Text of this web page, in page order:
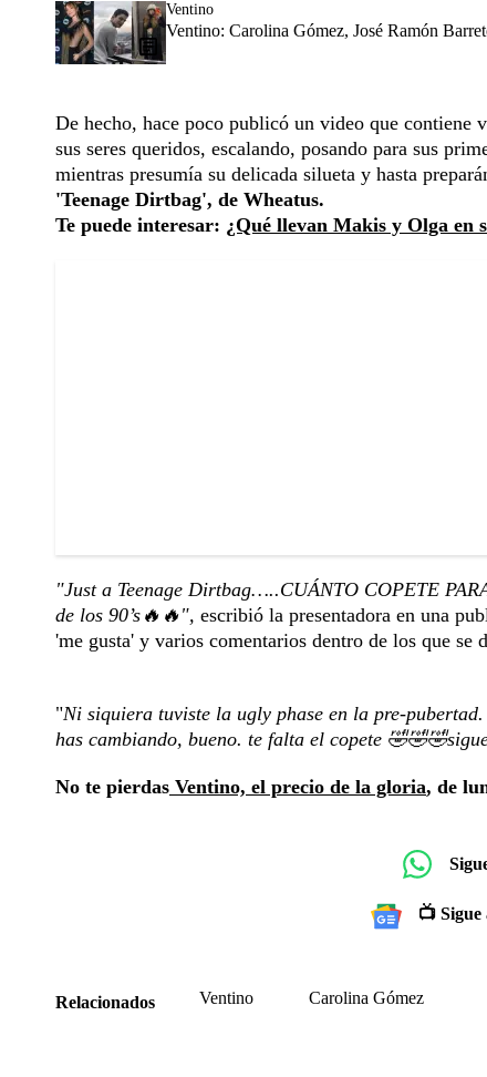
Ventino
Ventino: Carolina Gómez, José Ramón
De hecho, hace poco publicó un video que contiene
sus seres queridos, escalando, posando para sus
mientras presumía su delicada silueta y hasta
'Teenage Dirtbag', de Wheatus.
Te puede interesar: ¿Qué llevan Makis y Olga en
"Just a Teenage Dirtbag…..CUÁNTO COPETE
de los 90’s🔥🔥", escribió la presentadora en una
'me gusta' y varios comentarios dentro de los que se
"Ni siquiera tuviste la ugly phase en la pre-
has cambiando, bueno. te falta el copete
No te pierdas Ventino, el precio de la gloria, de
📺
Relacionados Ventino Carolina Gómez